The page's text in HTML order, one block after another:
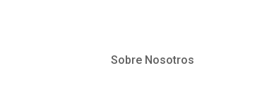
Sobre Nosotros